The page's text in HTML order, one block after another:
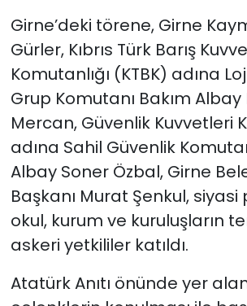
Girne’deki törene, Girne
Gürler, Kıbrıs Türk Barış
Komutanlığı (KTBK) adına
Grup Komutanı Bakım
Mercan, Güvenlik Kuvvetleri
adına Sahil Güvenlik
Albay Soner Özbal, Girne
Başkanı Murat Şenkul,
okul, kurum ve kuruluşların
askeri yetkililer katıldı.
Atatürk Anıtı önünde yer
YAŞAM
Yazarlar